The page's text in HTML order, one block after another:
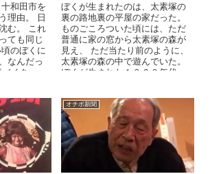
和田市を
理由。 日
む。 これ
ても同じ
のぼくに
なんだっ
イク...
ぼくが生まれたのは、太素塚の
裏の路地裏の平屋の家だった。
ものごころついた頃には、ただ
普通に家の窓から太素塚の森が
見え、 ただ当たり前のように、
太素塚の森の中で遊んでいた。
ぼくが生まれた１９６０年代
オチボ新聞